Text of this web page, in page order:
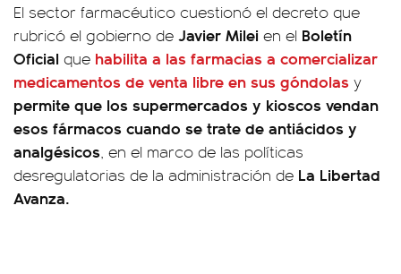
El sector farmacéutico cuestionó el decreto que
rubricó el gobierno de Javier Milei en el Boletín
Oficial que habilita a las farmacias a comercializar
medicamentos de venta libre en sus góndolas y
permite que los supermercados y kioscos vendan
esos fármacos cuando se trate de antiácidos y
analgésicos, en el marco de las políticas
desregulatorias de la administración de La Libertad
Avanza.